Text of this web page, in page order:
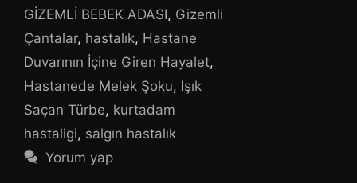
GİZEMLİ BEBEK ADASI, Gizemli
Çantalar, hastalık, Hastane
Duvarının İçine Giren Hayalet,
Hastanede Melek Şoku, Işık
Saçan Türbe, kurtadam
hastaligi, salgın hastalık
Yorum yap